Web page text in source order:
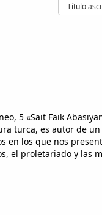
5 «Sait Faik
turca, es autor de
en los que nos
el proletariado y las